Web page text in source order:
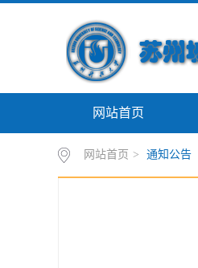
网站首页
网站首页 > 通知公告